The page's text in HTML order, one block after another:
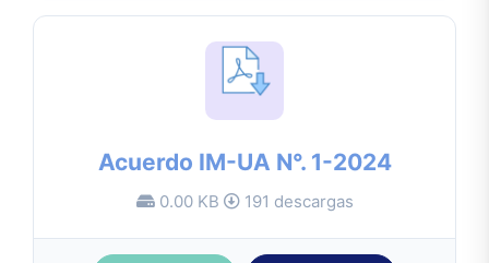
Acuerdo IM-UA N°. 1-2024
0.00 KB 191 descargas